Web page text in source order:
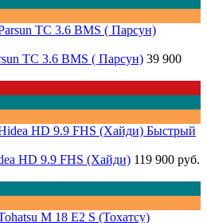
TC 3.6 BMS ( Парсун) 39 900
Быстрый
HD 9.9 FHS (Хайди) 119 900 руб.